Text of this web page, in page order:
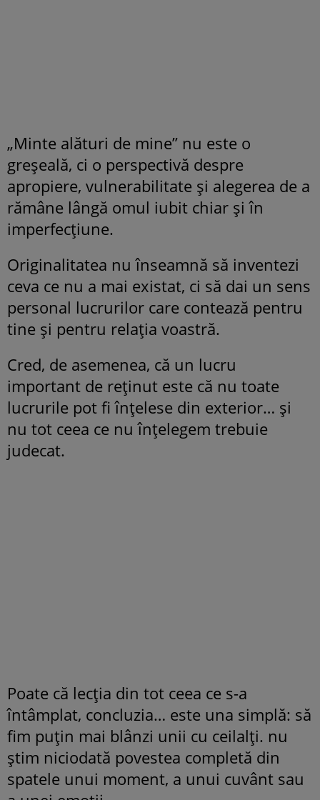
„Minte alături de mine” nu este o
greșeală, ci o perspectivă despre
apropiere, vulnerabilitate și alegerea de a
rămâne lângă omul iubit chiar și în
imperfecțiune.
Originalitatea nu înseamnă să inventezi
ceva ce nu a mai existat, ci să dai un sens
personal lucrurilor care contează pentru
tine și pentru relația voastră.
Cred, de asemenea, că un lucru
important de reținut este că nu toate
lucrurile pot fi înțelese din exterior… și
nu tot ceea ce nu înțelegem trebuie
judecat.
Poate că lecția din tot ceea ce s-a
întâmplat, concluzia… este una simplă: să
fim puțin mai blânzi unii cu ceilalți. nu
știm niciodată povestea completă din
spatele unui moment, a unui cuvânt sau